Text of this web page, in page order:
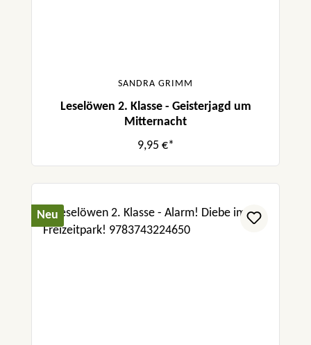
SANDRA GRIMM
Leselöwen 2. Klasse - Geisterjagd um
Mitternacht
9,95 €*
Neu